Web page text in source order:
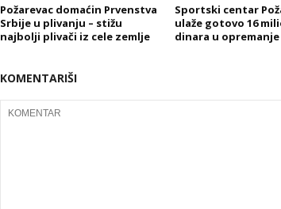
Požarevac domaćin Prvenstva
Srbije u plivanju – stižu
najbolji plivači iz cele zemlje
Sportski centar
ulaže gotovo 16
dinara u
KOMENTARIŠI